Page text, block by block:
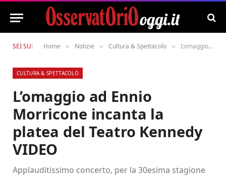
SEI SU: Home » Notizie » Cultura & Spettacolo » L’omaggio ad Ennio Morricone incanta la platea del Teatro Kennedy VIDEO
CULTURA & SPETTACOLO
L’omaggio ad Ennio
Morricone incanta la
platea del Teatro Kennedy
VIDEO
Applauditissimo concerto, per la 30esima stagione